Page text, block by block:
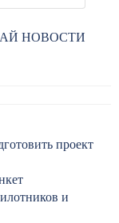
НОВОСТИ
проект
и